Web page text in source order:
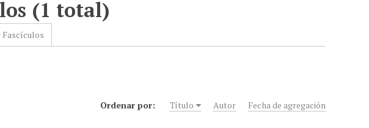
(1 total)
Fascículos
Ordenar por: Título Autor Fecha de agregación